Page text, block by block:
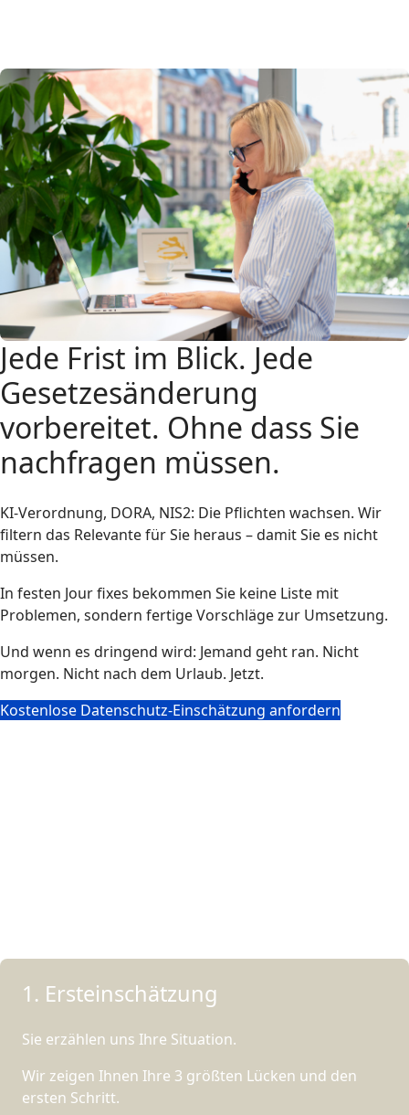
Jede Frist im Blick. Jede
Gesetzesänderung
vorbereitet. Ohne dass Sie
nachfragen müssen.
KI-Verordnung, DORA, NIS2: Die Pflichten wachsen. Wir
filtern das Relevante für Sie heraus – damit Sie es nicht
müssen.
In festen Jour fixes bekommen Sie keine Liste mit
Problemen, sondern fertige Vorschläge zur Umsetzung.
Und wenn es dringend wird: Jemand geht ran. Nicht
morgen. Nicht nach dem Urlaub. Jetzt.
Kostenlose Datenschutz-Einschätzung anfordern
1. Ersteinschätzung
Sie erzählen uns Ihre Situation.
Wir zeigen Ihnen Ihre 3 größten Lücken und den
ersten Schritt.